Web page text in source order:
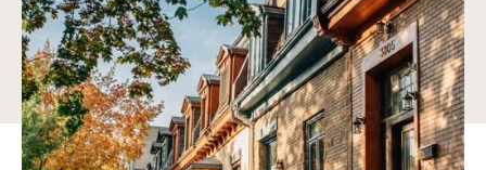
L’Île-des-Sœurs offre un cadre de vie paisible avec un accès
facile aux parcs, aux sentiers riverains et à des commodités
urbaines de pointe.